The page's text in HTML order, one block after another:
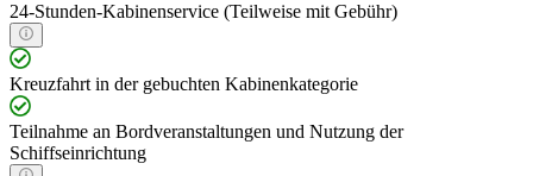
24-Stunden-Kabinenservice (Teilweise mit Gebühr)
Kreuzfahrt in der gebuchten Kabinenkategorie
Teilnahme an Bordveranstaltungen und Nutzung der
Schiffseinrichtung